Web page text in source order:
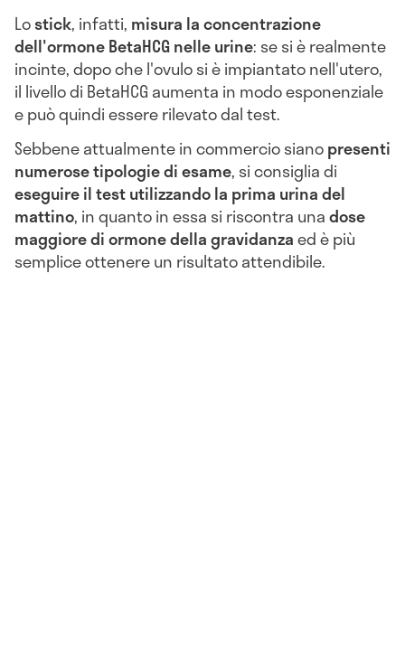
Lostick, infatti, misura la concentrazione
dell'ormone BetaHCG nelle urine: se si è realmente
incinte, dopo che l'ovulo si è impiantato nell'utero,
il livello di BetaHCG aumenta in modo esponenziale
e può quindi essere rilevato dal test.
Sebbene attualmente in commercio sianopresenti
numerose tipologie di esame, si consiglia di
eseguire il test utilizzando la prima urina del
mattino, in quanto in essa si riscontra unadose
maggiore di ormone della gravidanzaed è più
semplice ottenere un risultato attendibile.